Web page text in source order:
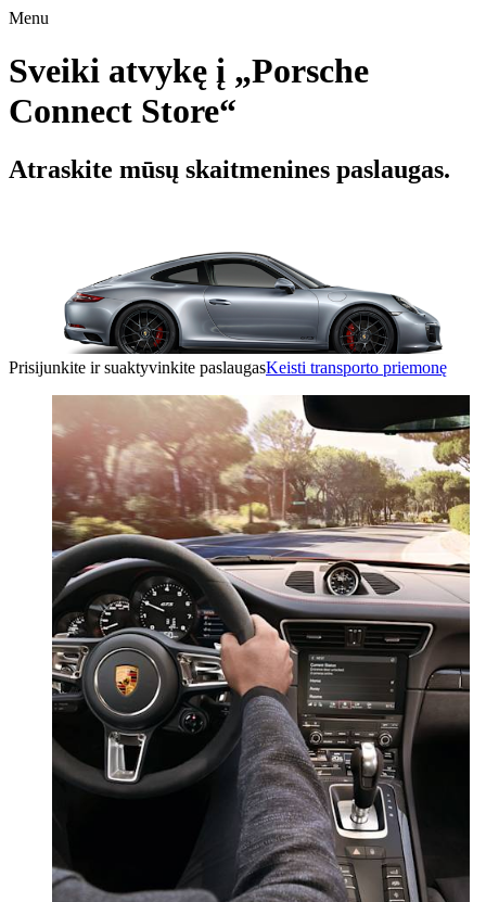
Menu
Sveiki atvykę į „Porsche
Connect Store“
Atraskite mūsų skaitmenines paslaugas.
Prisijunkite ir suaktyvinkite paslaugasKeisti transporto priemonę